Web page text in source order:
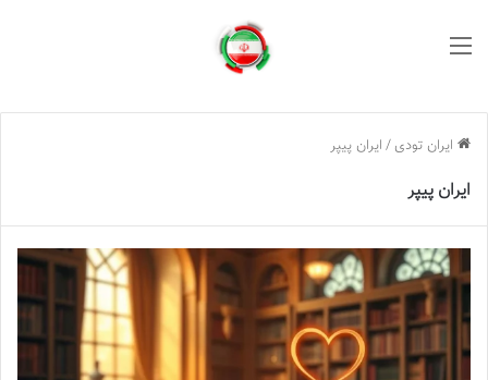
ایران تودی / ایران پیپر
ایران پیپر